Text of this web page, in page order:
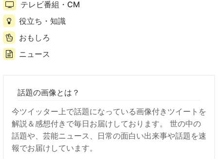
テレビ番組・CM
役立ち・知識
おもしろ
ニュース
話題の画像とは？
今ツイッター上で話題になっている画像付きツイートを
解説＆感想付きで毎日お届けしております。 世の中の
話題や、芸能ニュース、日常の面白い出来事や話題を速
報でお届けしています。